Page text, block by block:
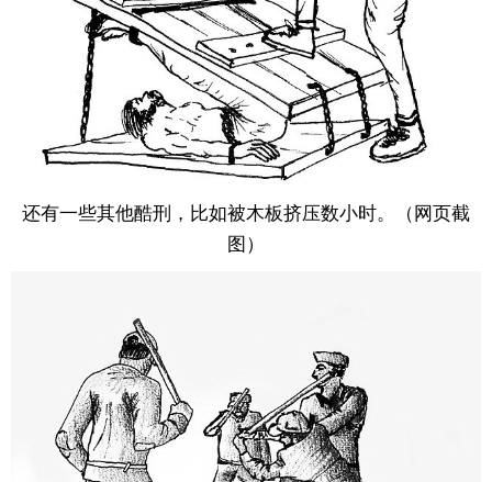
还有一些其他酷刑，比如被木板挤压数小时。（网页截
图）